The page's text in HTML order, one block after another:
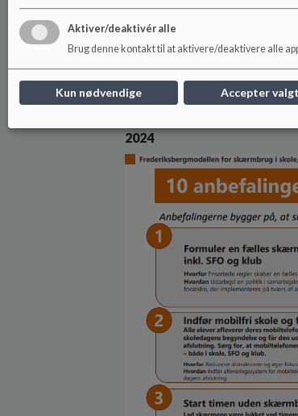
Læs her hvordan du anvende
Læs her om PEGI:En guide
– Bilag 1: Frederiksberg
2024
Aktiver/deaktivér alle
Brug denne kontakt til at aktivere/deaktivere alle
Kun nødvendige Accepter